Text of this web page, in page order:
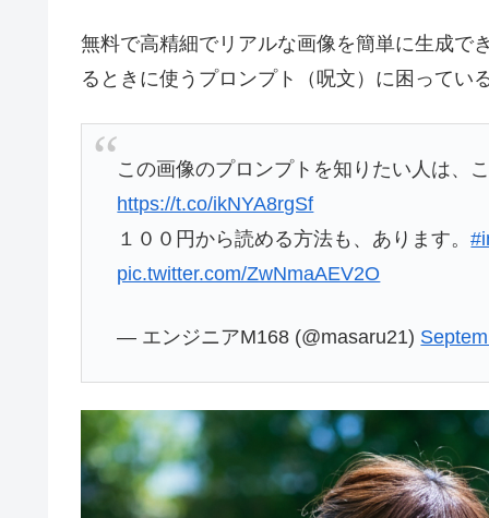
無料で高精細でリアルな画像を簡単に生成で
るときに使うプロンプト（呪文）に困ってい
この画像のプロンプトを知りたい人は、
https://t.co/ikNYA8rgSf
１００円から読める方法も、あります。
pic.twitter.com/ZwNmaAEV2O
— エンジニアM168 (@masaru21)